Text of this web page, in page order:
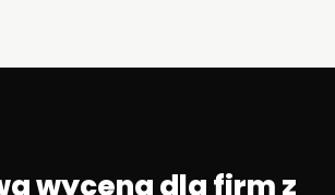
wycena dla firm z